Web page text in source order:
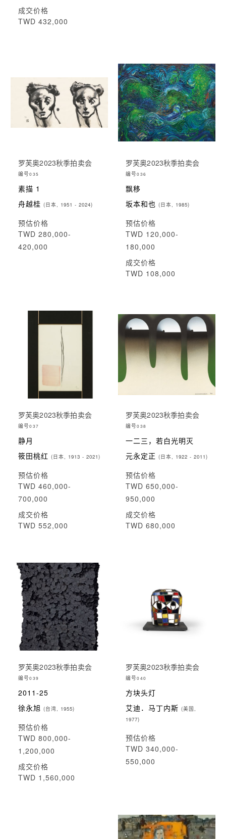
成交价格
TWD 432,000
罗芙奥2023秋季拍卖会
编号035
素描 1
舟越桂 (日本, 1951 - 2024)
预估价格
TWD 280,000-
420,000
罗芙奥2023秋季拍卖会
编号036
飘移
坂本和也 (日本, 1985)
预估价格
TWD 120,000-
180,000
成交价格
TWD 108,000
罗芙奥2023秋季拍卖会
编号037
静月
筱田桃红 (日本, 1913 - 2021)
预估价格
TWD 460,000-
700,000
成交价格
TWD 552,000
罗芙奥2023秋季拍卖会
编号038
一二三，若白光明灭
元永定正 (日本, 1922 - 2011)
预估价格
TWD 650,000-
950,000
成交价格
TWD 680,000
罗芙奥2023秋季拍卖会
编号039
2011-25
徐永旭 (台湾, 1955)
预估价格
TWD 800,000-
1,200,000
成交价格
TWD 1,560,000
罗芙奥2023秋季拍卖会
编号040
方块头灯
艾迪．马丁内斯 (美国,
1977)
预估价格
TWD 340,000-
550,000